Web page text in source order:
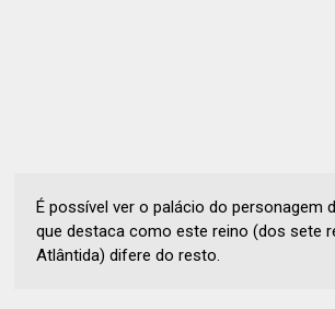
É possível ver o palácio do personagem
que destaca como este reino (dos sete
Atlântida) difere do resto.